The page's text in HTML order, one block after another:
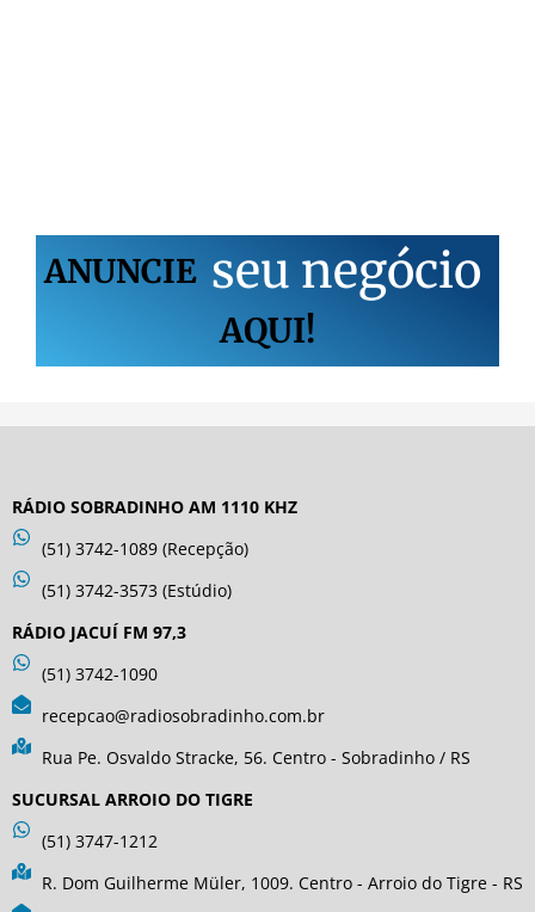
ANUNCIE seu negócio
AQUI!
RÁDIO SOBRADINHO AM 1110 KHZ
(51) 3742-1089 (Recepção)
(51) 3742-3573 (Estúdio)
RÁDIO JACUÍ FM 97,3
(51) 3742-1090
recepcao@radiosobradinho.com.br
Rua Pe. Osvaldo Stracke, 56. Centro - Sobradinho / RS
SUCURSAL ARROIO DO TIGRE
(51) 3747-1212
R. Dom Guilherme Müler, 1009. Centro - Arroio do Tigre - RS